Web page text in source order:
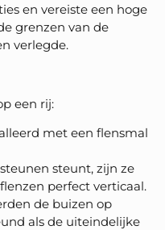
en vereiste een hoge
grenzen van de
verlegde.
een rij:
met een flensmal
steunt, zijn ze
perfect verticaal.
de buizen op
als de uiteindelijke